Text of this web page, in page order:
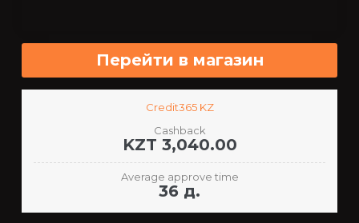
Перейти в магазин
Credit365 KZ
Cashback
KZT 3,040.00
Average approve time
36 д.